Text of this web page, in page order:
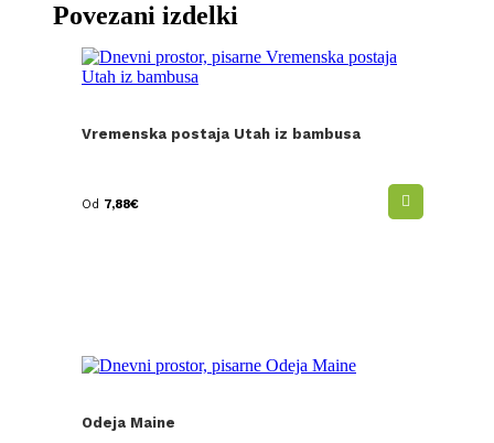
Povezani izdelki
Vremenska postaja Utah iz bambusa
Od 7,88€
Odeja Maine